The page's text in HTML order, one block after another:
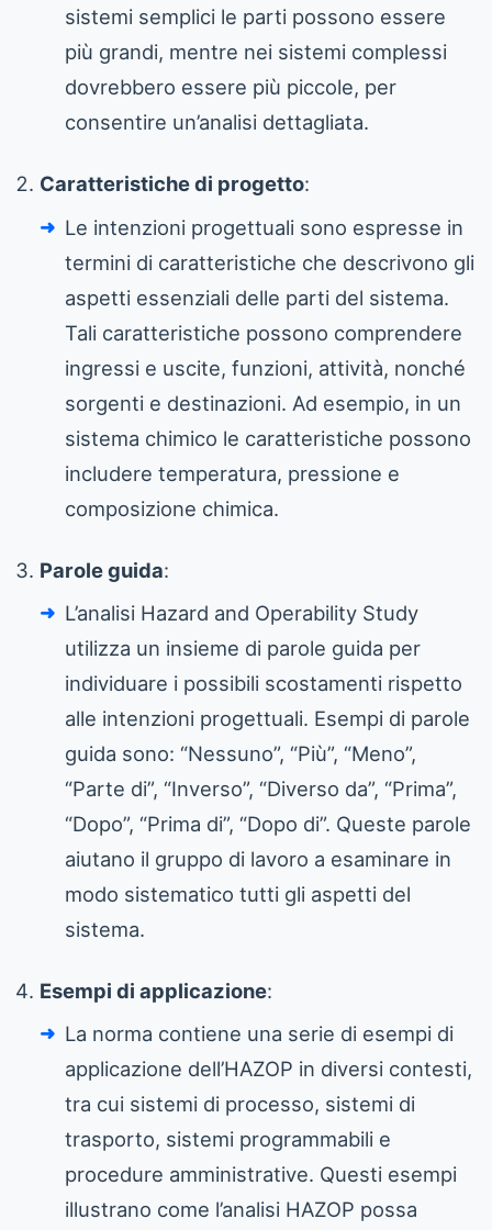
sistemi semplici le parti possono essere
più grandi, mentre nei sistemi complessi
dovrebbero essere più piccole, per
consentire un’analisi dettagliata.
Caratteristiche di progetto:
Le intenzioni progettuali sono espresse in
termini di caratteristiche che descrivono gli
aspetti essenziali delle parti del sistema.
Tali caratteristiche possono comprendere
ingressi e uscite, funzioni, attività, nonché
sorgenti e destinazioni. Ad esempio, in un
sistema chimico le caratteristiche possono
includere temperatura, pressione e
composizione chimica.
Parole guida:
L’analisi Hazard and Operability Study
utilizza un insieme di parole guida per
individuare i possibili scostamenti rispetto
alle intenzioni progettuali. Esempi di parole
guida sono: “Nessuno”, “Più”, “Meno”,
“Parte di”, “Inverso”, “Diverso da”, “Prima”,
“Dopo”, “Prima di”, “Dopo di”. Queste parole
aiutano il gruppo di lavoro a esaminare in
modo sistematico tutti gli aspetti del
sistema.
Esempi di applicazione:
La norma contiene una serie di esempi di
applicazione dell’HAZOP in diversi contesti,
tra cui sistemi di processo, sistemi di
trasporto, sistemi programmabili e
procedure amministrative. Questi esempi
illustrano come l’analisi HAZOP possa